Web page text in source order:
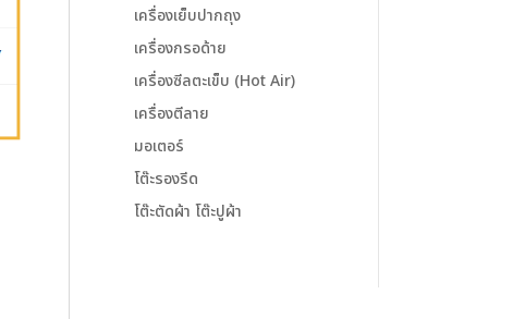
เครื่องเย็บปากถุง
เครื่องกรอด้าย
เครื่องซีลตะเข็บ (Hot Air)
เครื่องตีลาย
มอเตอร์
โต๊ะรองรีด
โต๊ะตัดผ้า โต๊ะปูผ้า